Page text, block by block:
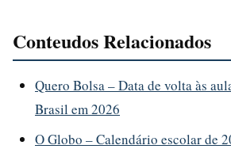
Conteudos Relacionados
Quero Bolsa – Data de volta às
Brasil em 2026
O Globo – Calendário escolar de